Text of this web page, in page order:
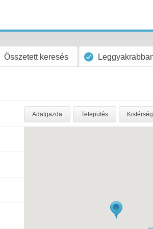
Összetett keresés
Adatgazda Település Kistérség